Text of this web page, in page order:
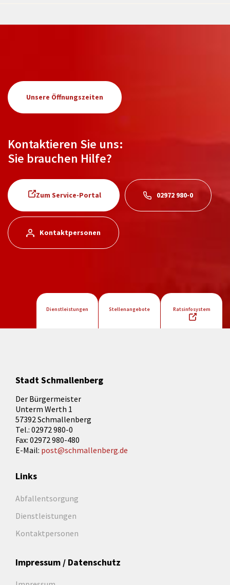
Unsere Öffnungszeiten
Kontaktieren Sie uns:
Sie brauchen Hilfe?
Zum Service-Portal 02972 980-0
Kontaktpersonen
Dienstleistungen Stellenangebote Ratsinfosystem
Stadt Schmallenberg
Der Bürgermeister
Unterm Werth 1
57392 Schmallenberg
Tel.: 02972 980-0
Fax: 02972 980-480
E-Mail: post@schmallenberg.de
Links
Abfallentsorgung
Dienstleistungen
Kontaktpersonen
Impressum / Datenschutz